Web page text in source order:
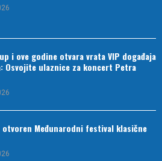
i ove godine otvara vrata VIP događaja
Osvojite ulaznice za koncert Petra
otvoren Međunarodni festival klasične